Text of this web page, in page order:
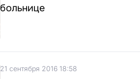
больнице
21 сентября 2016 18:58